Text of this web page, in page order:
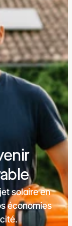
solaire en
économies